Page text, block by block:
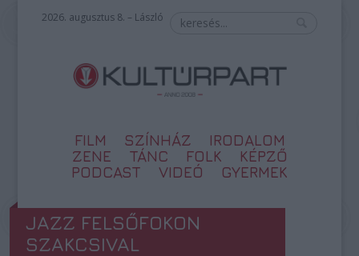
2026. augusztus 8. – László
FILM SZÍNHÁZ
IRODALOM
ZENE
TÁNC FOLK
KÉPZŐ
PODCAST
VIDEÓ GYERMEK
JAZZ FELSŐFOKON
SZAKCSIVAL